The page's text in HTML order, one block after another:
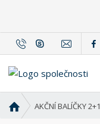
v
AKČNÍ BALÍČKY 2+1